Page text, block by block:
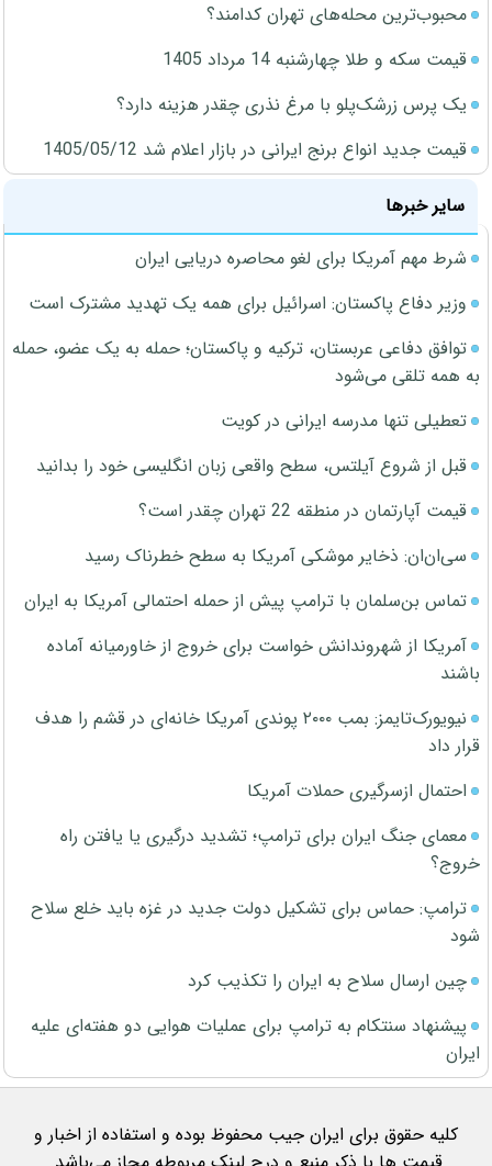
محبوب‌ترین محله‌های تهران کدامند؟
قیمت سکه و طلا چهارشنبه 14 مرداد 1405
یک پرس زرشک‌پلو با مرغ نذری چقدر هزینه دارد؟
قیمت جدید انواع برنج ایرانی در بازار اعلام شد 1405/05/12
سایر خبرها
شرط مهم آمریکا برای لغو محاصره دریایی ایران
وزیر دفاع پاکستان: اسرائیل برای همه یک تهدید مشترک است
توافق دفاعی عربستان، ترکیه و پاکستان؛ حمله به یک عضو، حمله
به همه تلقی می‌شود
تعطیلی تنها مدرسه ایرانی در کویت
قبل از شروع آیلتس، سطح واقعی زبان انگلیسی خود را بدانید
قیمت آپارتمان در منطقه 22 تهران چقدر است؟
سی‌ان‌ان: ذخایر موشکی آمریکا به سطح خطرناک رسید
تماس بن‌سلمان با ترامپ پیش از حمله احتمالی آمریکا به ایران
آمریکا از شهروندانش خواست برای خروج از خاورمیانه آماده
باشند
نیویورک‌تایمز: بمب ۲۰۰۰ پوندی آمریکا خانه‌ای در قشم را هدف
قرار داد
احتمال ازسرگیری حملات آمریکا
معمای جنگ ایران برای ترامپ؛ تشدید درگیری یا یافتن راه
خروج؟
ترامپ: حماس برای تشکیل دولت جدید در غزه باید خلع سلاح
شود
چین ارسال سلاح به ایران را تکذیب کرد
پیشنهاد سنتکام به ترامپ برای عملیات هوایی دو هفته‌ای علیه
ایران
کلیه حقوق برای ایران جیب محفوظ بوده و استفاده از اخبار و